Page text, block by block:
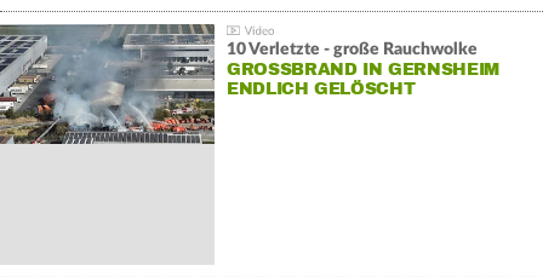
10 Verletzte - große Rauchwolke
GROSSBRAND IN GERNSHEIM E
NDLICH GELÖSCHT